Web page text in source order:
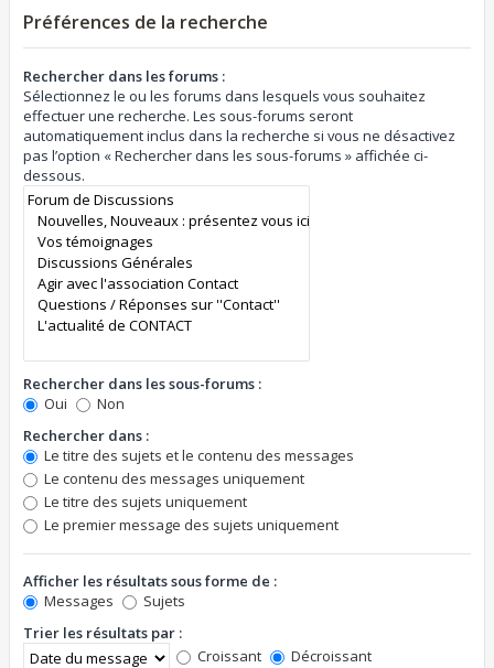
Préférences de la recherche
Rechercher dans les forums :
Sélectionnez le ou les forums dans lesquels vous souhaitez
effectuer une recherche. Les sous-forums seront
automatiquement inclus dans la recherche si vous ne désactivez
pas l’option « Rechercher dans les sous-forums » affichée ci-
dessous.
Rechercher dans les sous-forums :
Oui
Non
Rechercher dans :
Le titre des sujets et le contenu des messages
Le contenu des messages uniquement
Le titre des sujets uniquement
Le premier message des sujets uniquement
Afficher les résultats sous forme de :
Messages
Sujets
Trier les résultats par :
Croissant
Décroissant